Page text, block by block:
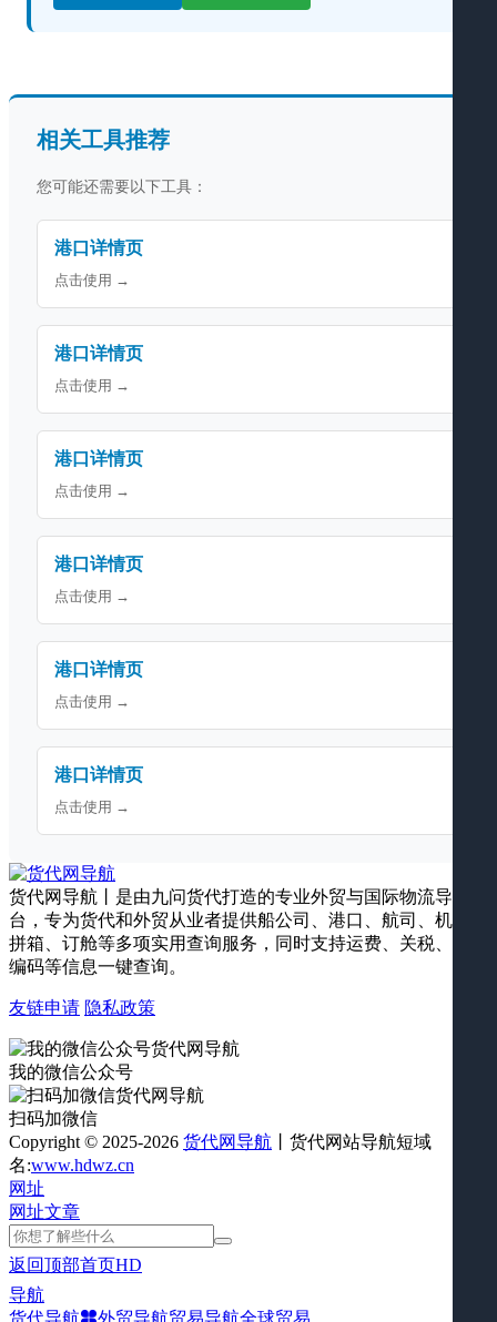
相关工具推荐
您可能还需要以下工具：
港口详情页
点击使用 →
港口详情页
点击使用 →
港口详情页
点击使用 →
港口详情页
点击使用 →
港口详情页
点击使用 →
港口详情页
点击使用 →
货代网导航丨是由九问货代打造的专业外贸与国际物流导航平
台，专为货代和外贸从业者提供船公司、港口、航司、机场、
拼箱、订舱等多项实用查询服务，同时支持运费、关税、海关
编码等信息一键查询。
友链申请 隐私政策
我的微信公众号
扫码加微信
Copyright © 2025-2026 货代网导航 丨货代网站导航短域
名:www.hdwz.cn
网址
网址文章
返回顶部首页HD
导航
货代导航
外贸导航贸易导航全球贸易